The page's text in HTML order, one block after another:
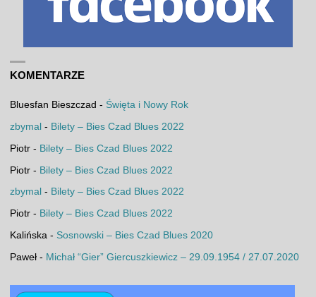
KOMENTARZE
Bluesfan Bieszczad - Święta i Nowy Rok
zbymal - Bilety – Bies Czad Blues 2022
Piotr- Bilety – Bies Czad Blues 2022
Piotr- Bilety – Bies Czad Blues 2022
zbymal - Bilety – Bies Czad Blues 2022
Piotr- Bilety – Bies Czad Blues 2022
Kalińska - Sosnowski – Bies Czad Blues 2020
Paweł- Michał “Gier” Giercuszkiewicz – 29.09.1954 / 27.07.2020